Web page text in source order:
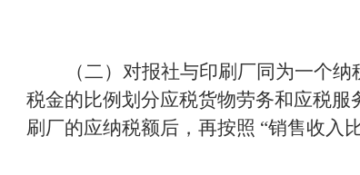
（二） 对报社与印刷厂同为一个
税金的比例划分应税货物劳务和应税
刷厂的应纳税额后，再按照 “销售收入